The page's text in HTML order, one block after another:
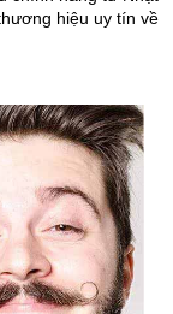
hiệu uy tín về